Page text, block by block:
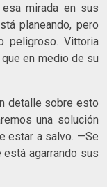
mirada en sus
planeando, pero
peligroso. Vittoria
en medio de su
detalle sobre esto
una solución
estar a salvo. —Se
agarrando sus